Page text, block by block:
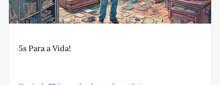
5s Para a Vida!